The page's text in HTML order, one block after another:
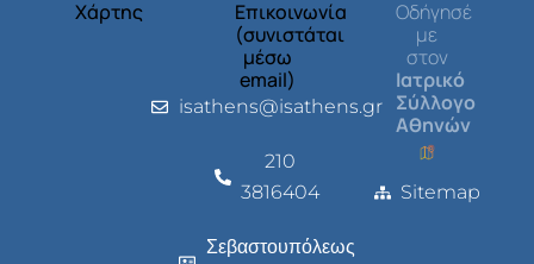
Χάρτης
Επικοινωνία
(συνιστάται
μέσω
email)
isathens@isathens.gr
210
3816404
Σεβαστουπόλεως
Οδήγησέ
με
στον
Ιατρικό
Σύλλογο
Αθηνών
Sitemap